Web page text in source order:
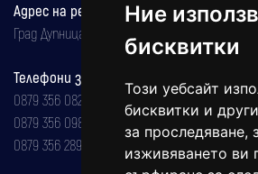
Ние
бисквитки
Този уебсайт
бисквитки и
за проследяване,
изживяването ви
Адрес на редакцията
Град Дупница, ул.''Христо Ботев" 43
Телефони за реклама и абонаменти
0879 356 082
0879 356 098
0879 356 289